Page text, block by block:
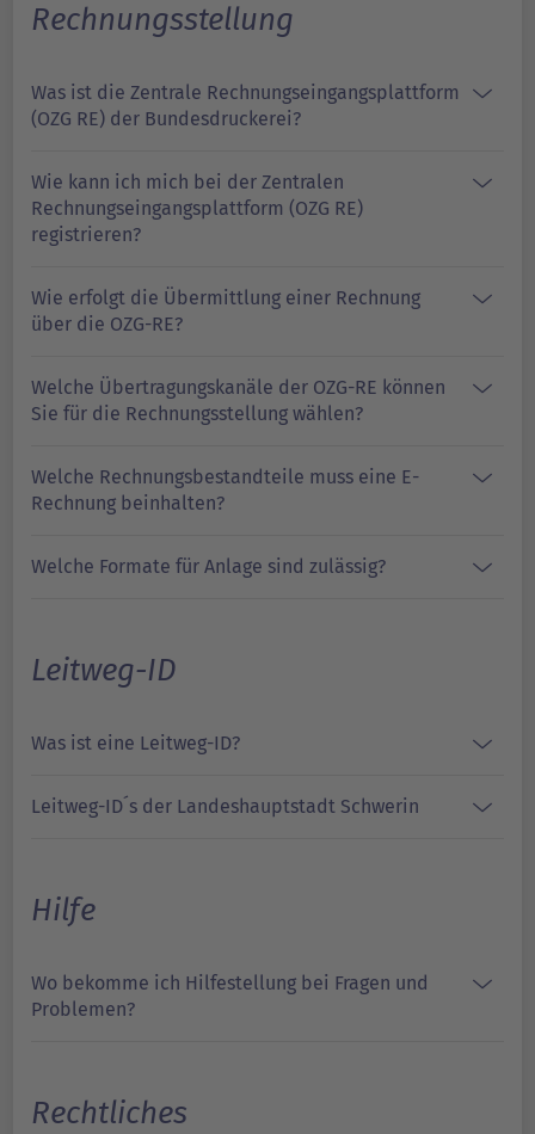
Rechnungsstellung
Was ist die Zentrale Rechnungseingangsplattform
(OZG RE) der Bundesdruckerei?
Wie kann ich mich bei der Zentralen
Rechnungseingangsplattform (OZG RE)
registrieren?
Wie erfolgt die Übermittlung einer Rechnung
über die OZG-RE?
Welche Übertragungskanäle der OZG-RE können
Sie für die Rechnungsstellung wählen?
Welche Rechnungsbestandteile muss eine E-
Rechnung beinhalten?
Welche Formate für Anlage sind zulässig?
Leitweg-ID
Was ist eine Leitweg-ID?
Leitweg-ID´s der Landeshauptstadt Schwerin
Hilfe
Wo bekomme ich Hilfestellung bei Fragen und
Problemen?
Rechtliches